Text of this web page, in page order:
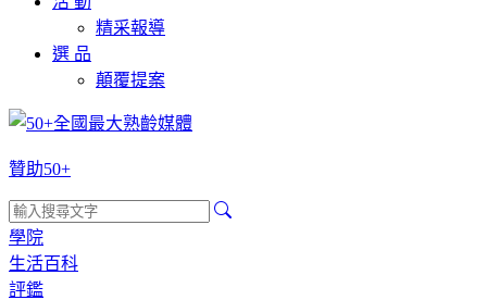
精采報導
選 品
顛覆提案
贊助50+
學院
生活百科
評鑑